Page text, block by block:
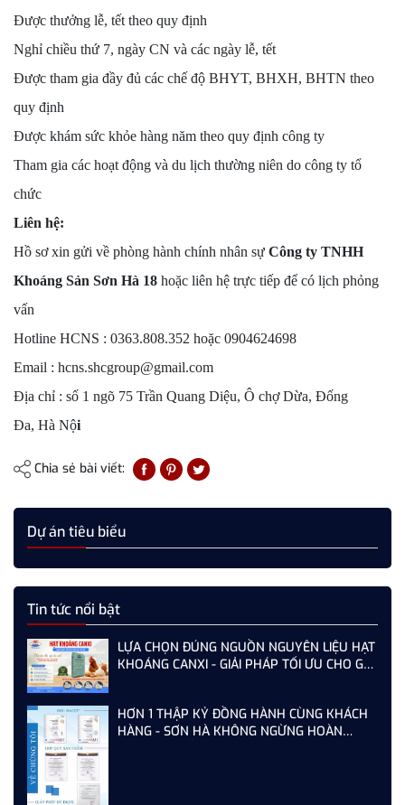
Được thưởng lễ, tết theo quy định
Nghỉ chiều thứ 7, ngày CN và các ngày lễ, tết
Được tham gia đầy đủ các chế độ BHYT, BHXH, BHTN theo
quy định
Được khám sức khỏe hàng năm theo quy định công ty
Tham gia các hoạt động và du lịch thường niên do công ty tổ
chức
Liên hệ:
Hồ sơ xin gửi về phòng hành chính nhân sự Công ty TNHH
Khoáng Sản Sơn Hà 18 hoặc liên hệ trực tiếp để có lịch phỏng
vấn
Hotline HCNS : 0363.808.352 hoặc 0904624698
Email : hcns.shcgroup@gmail.com
Địa chỉ : số 1 ngõ 75 Trần Quang Diệu, Ô chợ Dừa, Đống
Đa, Hà Nội
Chia sẻ bài viết:
Dự án tiêu biểu
Tin tức nổi bật
LỰA CHỌN ĐÚNG NGUỒN NGUYÊN LIỆU HẠT
KHOÁNG CANXI - GIẢI PHÁP TỐI ƯU CHO GÀ,
HƠN 1 THẬP KỶ ĐỒNG HÀNH CÙNG KHÁCH
HÀNG - SƠN HÀ KHÔNG NGỪNG HOÀN